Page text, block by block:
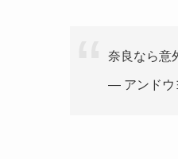
奈良なら意
— アンドウ